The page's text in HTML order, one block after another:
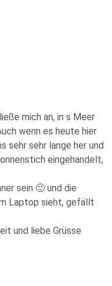
mich an, in s Meer
wenn es heute hier
sehr sehr lange her und
eingehandelt,
sein 🙂 und die
Laptop sieht, gefällt
und liebe Grüsse